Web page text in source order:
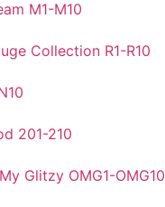
M1-M10
Collection R1-R10
201-210
Glitzy OMG1-OMG10